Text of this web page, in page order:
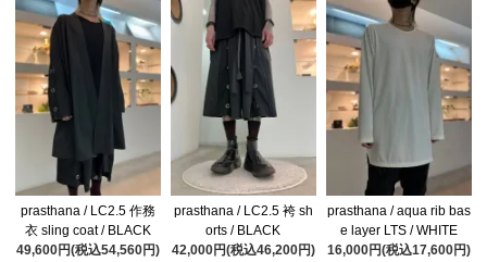
prasthana / LC2.5 作務
衣 sling coat / BLACK
49,600円(税込54,560円)
prasthana / LC2.5 袴 sh
orts / BLACK
42,000円(税込46,200円)
prasthana / aqua rib bas
e layer LTS / WHITE
16,000円(税込17,600円)